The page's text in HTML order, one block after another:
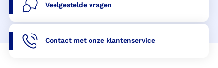
Veelgestelde vragen
Contact met onze klantenservice